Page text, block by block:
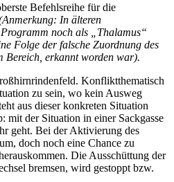
Befehlsreihe für die
In älteren
noch als „Thalamus“
Folge der falsche Zuordnung des
Bereich, erkannt worden war).
Konfliktthematisch
zu sein, wo kein Ausweg
aus dieser konkreten Situation
mit der Situation in einer Sackgasse
geht. Bei der Aktivierung des
doch noch eine Chance zu
Die Ausschüttung der
bremsen, wird gestoppt bzw.